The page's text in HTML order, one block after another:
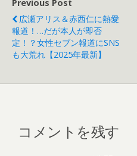
Previous Post
広瀬アリス＆赤西仁に熱愛
報道！…だが本人が即否
定！？女性セブン報道にSNS
も大荒れ【2025年最新】
コメントを残す